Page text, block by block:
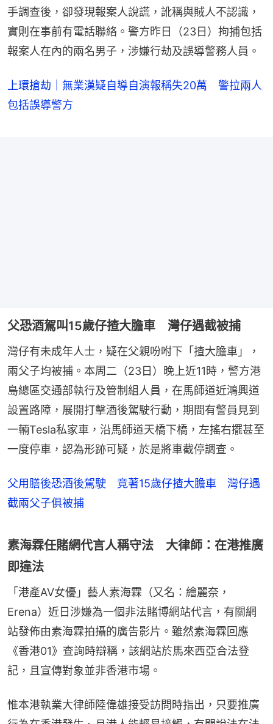
手調查後，卻發現報案人說謊，訛稱與賊人不認識，
實則在事前有電話聯絡。警方昨日（23日）拘捕包括
報案人在內的兩名男子，涉嫌行劫及誤導警務人員。
上環搶劫｜無業漢疑自導自演報稱失20萬 警拉兩人
包括誤導警方
父恐酒駕叫15歲仔揸大膽車 灣仔遇截被捕
灣仔有未成年人士，疑在父親吩咐下「揸大膽車」，
兩父子均被捕。本周二（23日）晚上近11時，警方港
島總區交通部執行及管制組人員，在馬師道近鴻興道
設置路障，展開打擊酒後駕駛行動，期間有警員見到
一輛Tesla私家車，沿馬師道天橋下橋，左搖右擺甚至
一度停車，認為形跡可疑，於是將車截停調查。
父用膳後恐酒後駕駛 竟著15歲仔揸大膽車 灣仔遇
截兩父子俱被捕
素海霖任賭網代言人稱守法 大律師：在港推廣
即違法
「港產AV女優」藝人素海霖（又名：繪麗奈，
Erena）近日涉嫌為一個非法賭博網站代言，有關網
站發佈由素海霖拍攝的廣告影片。雖然素海霖回應
《香港01》查詢時辯稱，該網站於馬來西亞合法登
記，且宣傳對象並非香港市場。
惟本港執業大律師陸偉雄接受訪問時指出，只要推廣